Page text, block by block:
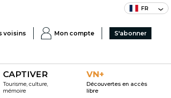
FR
voisins Mon compte S'abonner
CAPTIVER
Tourisme, culture,
mémoire
VN+
Découvertes en accès
libre